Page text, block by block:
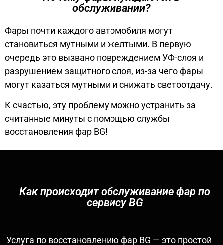
обслуживании?
Фары почти каждого автомобиля могут
становиться мутными и желтыми. В первую
очередь это вызвано повреждением УФ-слоя и
разрушением защитного слоя, из-за чего фары
могут казаться мутными и снижать светоотдачу.
К счастью, эту проблему можно устранить за
считанные минуты с помощью службы
восстановления фар BG!
Как происходит обслуживание фар по
сервису BG
Услуга по восстановлению фар BG — это простой